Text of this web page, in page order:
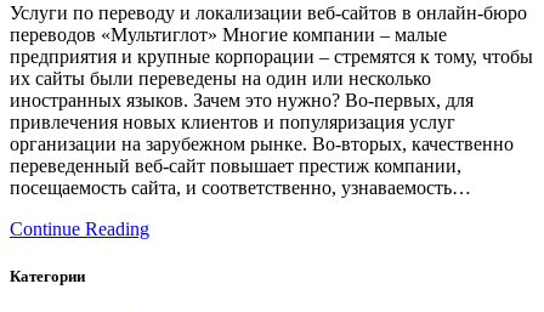
Услуги по переводу и локализации веб-сайтов в онлайн-бюро
переводов «Мультиглот» Многие компании – малые
предприятия и крупные корпорации – стремятся к тому, чтобы
их сайты были переведены на один или несколько
иностранных языков. Зачем это нужно? Во-первых, для
привлечения новых клиентов и популяризация услуг
организации на зарубежном рынке. Во-вторых, качественно
переведенный веб-сайт повышает престиж компании,
посещаемость сайта, и соответственно, узнаваемость…
Continue Reading
Категории